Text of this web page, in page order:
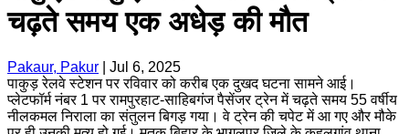
चढ़ते समय एक अधेड़ की मौत
Pakaur, Pakur
Jul 6, 2025
पाकुड़ रेलवे स्टेशन पर रविवार को करीब एक दुखद घटना सामने आई।
प्लेटफॉर्म नंबर 1 पर रामपुरहाट-साहिबगंज पैसेंजर ट्रेन में चढ़ते समय 55 वर्षीय
नीलकमल निराला का संतुलन बिगड़ गया। वे ट्रेन की चपेट में आ गए और मौके